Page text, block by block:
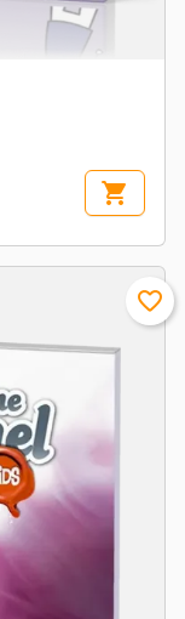
shopping_cart
favorite_border